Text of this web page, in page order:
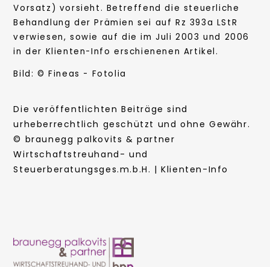
Vorsatz) vorsieht. Betreffend die steuerliche
Behandlung der Prämien sei auf Rz 393a LStR
verwiesen, sowie auf die im Juli 2003 und 2006
in der Klienten-Info erschienenen Artikel.
Bild: © Fineas - Fotolia
Die veröffentlichten Beiträge sind
urheberrechtlich geschützt und ohne Gewähr.
© braunegg palkovits & partner
Wirtschaftstreuhand- und
Steuerberatungsges.m.b.H. | Klienten-Info